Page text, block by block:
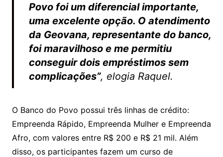
Povo foi um diferencial importante,
uma excelente opção. O atendimento
da Geovana, representante do banco,
foi maravilhoso e me permitiu
conseguir dois empréstimos sem
complicações”, elogia Raquel.
O Banco do Povo possui três linhas de crédito:
Empreenda Rápido, Empreenda Mulher e Empreenda
Afro, com valores entre R$ 200 e R$ 21 mil. Além
disso, os participantes fazem um curso de